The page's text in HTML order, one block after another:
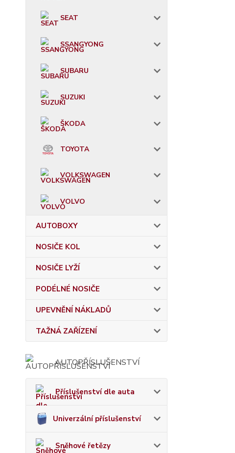
SEAT
SSANGYONG
SUBARU
SUZUKI
ŠKODA
TOYOTA
VOLKSWAGEN
VOLVO
AUTOBOXY
NOSIČE KOL
NOSIČE LYŽÍ
PODÉLNÉ NOSIČE
UPEVNĚNÍ NÁKLADŮ
TAŽNÁ ZAŘÍZENÍ
AUTOPŘÍSLUŠENSTVÍ
Příslušenství dle auta
Univerzální příslušenství
Sněhové řetězy